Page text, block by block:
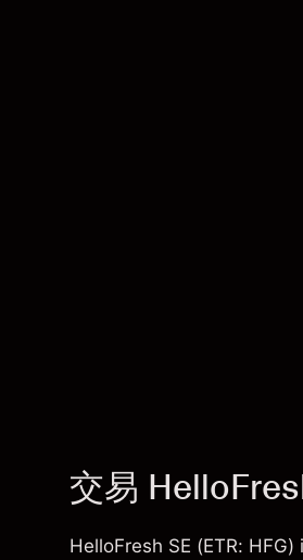
交易
HelloFresh SE (ETR: